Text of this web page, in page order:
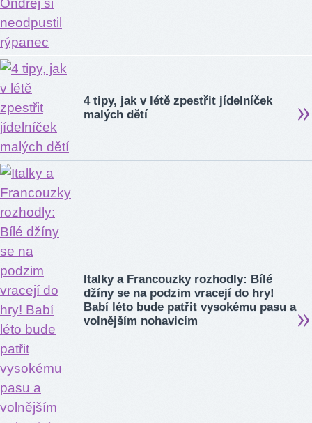
4 tipy, jak v létě zpestřit jídelníček
malých dětí
Italky a Francouzky rozhodly: Bílé
džíny se na podzim vracejí do hry!
Babí léto bude patřit vysokému pasu a
volnějším nohavicím